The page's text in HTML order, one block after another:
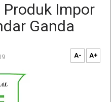
Impor
Ganda
A- A+